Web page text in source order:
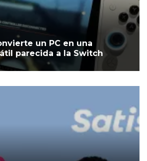
un PC en una
parecida a la Switch